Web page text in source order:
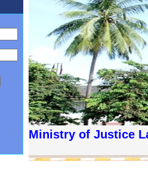
Ministry of Justice